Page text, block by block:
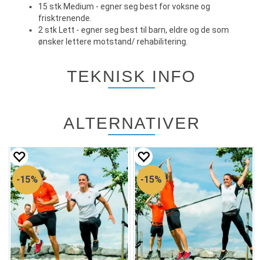
15 stk Medium - egner seg best for voksne og
frisktrenende.
2 stk Lett - egner seg best til barn, eldre og de som
ønsker lettere motstand/ rehabilitering.
TEKNISK INFO
ALTERNATIVER
15% 15%